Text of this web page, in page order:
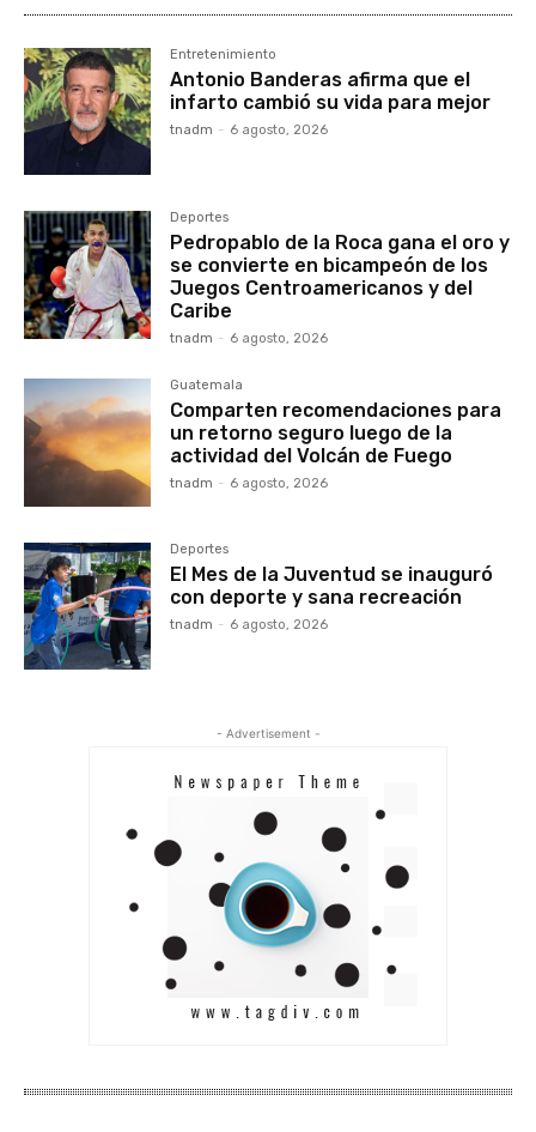
Entretenimiento
Antonio Banderas afirma que el
infarto cambió su vida para mejor
tnadm - 6 agosto, 2026
Deportes
Pedropablo de la Roca gana el oro y
se convierte en bicampeón de los
Juegos Centroamericanos y del
Caribe
tnadm - 6 agosto, 2026
Guatemala
Comparten recomendaciones para
un retorno seguro luego de la
actividad del Volcán de Fuego
tnadm - 6 agosto, 2026
Deportes
El Mes de la Juventud se inauguró
con deporte y sana recreación
tnadm - 6 agosto, 2026
- Advertisement -